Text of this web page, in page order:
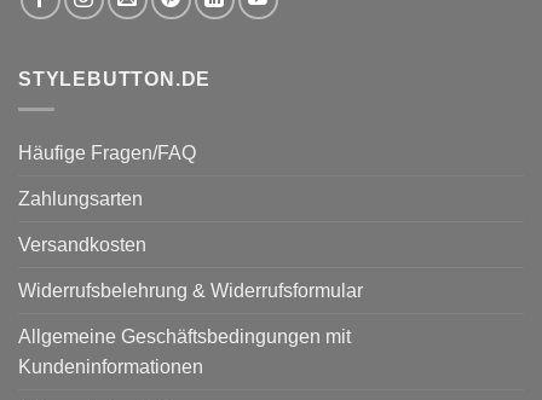
STYLEBUTTON.DE
Häufige Fragen/FAQ
Zahlungsarten
Versandkosten
Widerrufsbelehrung & Widerrufsformular
Allgemeine Geschäftsbedingungen mit
Kundeninformationen